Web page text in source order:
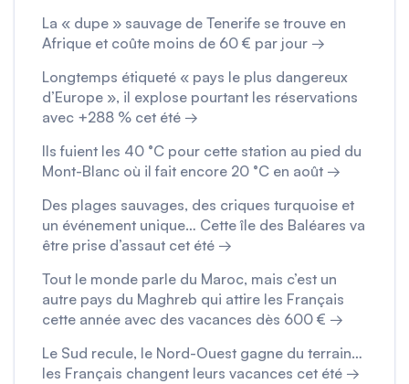
La « dupe » sauvage de Tenerife se trouve en
Afrique et coûte moins de 60 € par jour →
Longtemps étiqueté « pays le plus dangereux
d’Europe », il explose pourtant les réservations
avec +288 % cet été →
Ils fuient les 40 °C pour cette station au pied du
Mont-Blanc où il fait encore 20 °C en août →
Des plages sauvages, des criques turquoise et
un événement unique… Cette île des Baléares va
être prise d’assaut cet été →
Tout le monde parle du Maroc, mais c’est un
autre pays du Maghreb qui attire les Français
cette année avec des vacances dès 600 € →
Le Sud recule, le Nord-Ouest gagne du terrain…
les Français changent leurs vacances cet été →